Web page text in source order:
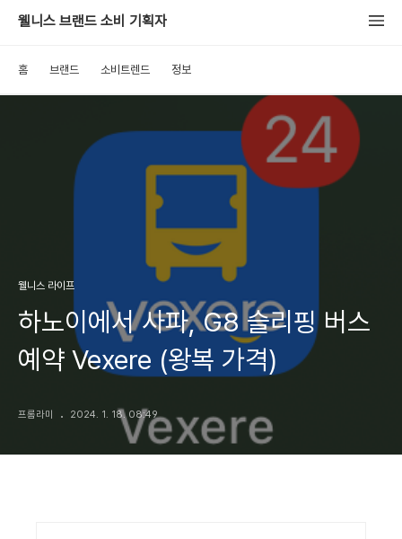
웰니스 브랜드 소비 기획자
홈 브랜드 소비트렌드 정보
웰니스 라이프
하노이에서 사파, G8 슬리핑 버스
예약 Vexere (왕복 가격)
프롬라미 2024. 1. 18. 08:49